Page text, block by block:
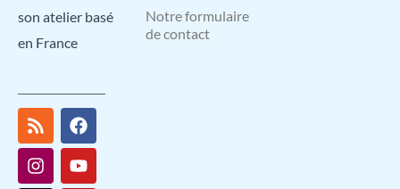
son atelier basé
en France
R
s
s
F
a
c
e
I
n
s
t
Y
o
u
t
X
-
t
w
P
i
n
t
L
i
n
k
Notre formulaire
de contact